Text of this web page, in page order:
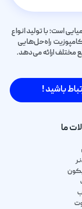
است؛ با تولید انواع
راه‌حل‌هایی
مختلف ارائه می‌دهد.
باشید !
ما